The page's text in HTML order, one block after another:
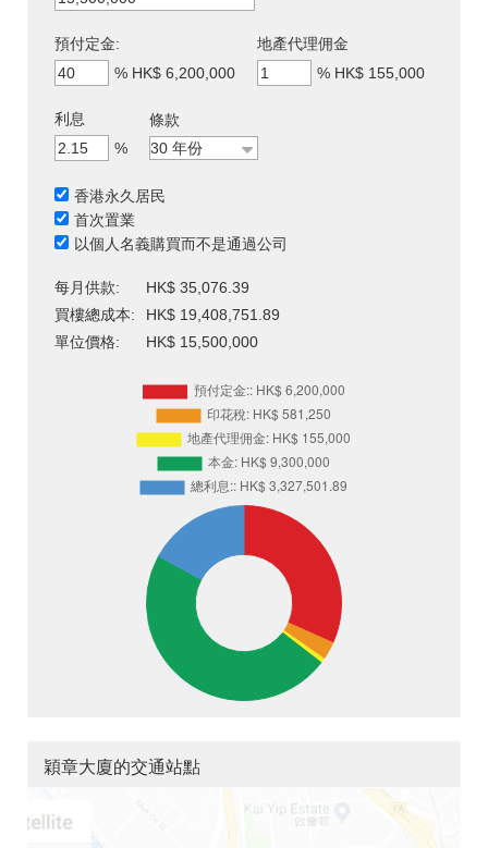
預付定金:
% HK$ 6,200,000
地產代理佣金
% HK$ 155,000
利息
%
條款
香港永久居民
首次置業
以個人名義購買而不是通過公司
每月供款:
HK$ 35,076.39
買樓總成本:
HK$ 19,408,751.89
單位價格:
HK$ 15,500,000
穎章大廈的交通站點